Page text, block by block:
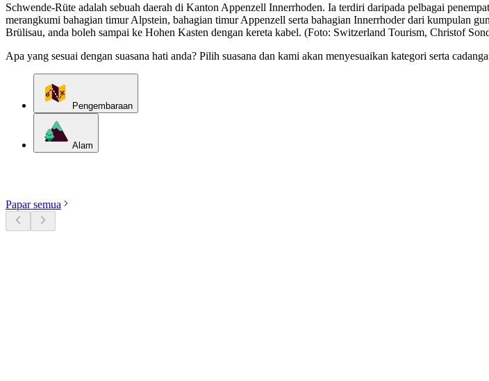
Schwende-Rüte adalah sebuah daerah di Kanton Appenzell Innerrhoden. Ia terdiri daripada pelbagai
merangkumi bahagian timur Alpstein, bahagian timur Appenzell serta bahagian Innerrhoder dari kumpulan
Brülisau, anda boleh sampai ke Hohen Kasten dengan kereta kabel. (Foto: Switzerland Tourism, Christof
Apa yang sesuai dengan suasana hati anda? Pilih suasana dan kami akan menyesuaikan kategori serta
Pengembaraan
Alam
Papar semua